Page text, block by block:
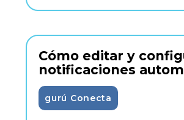
Cómo editar y
notificaciones
gurú Conecta